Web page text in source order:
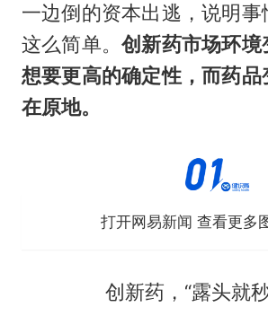
一边倒的资本出逃，说明事
这么简单。创新药市场环
想要更高的确定性，而药品
在原地。
打开网易新闻 查看更多
创新药，“露头就秒